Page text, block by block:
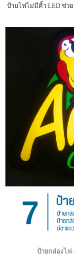
ป้ายไฟไม่มีคิ้ว LED ช่
ป้ายกล่องไฟ